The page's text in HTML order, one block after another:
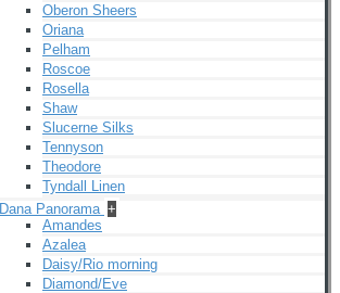
Oberon Sheers
Oriana
Pelham
Roscoe
Rosella
Shaw
Slucerne Silks
Tennyson
Theodore
Tyndall Linen
Dana Panorama +
Amandes
Azalea
Daisy/Rio morning
Diamond/Eve